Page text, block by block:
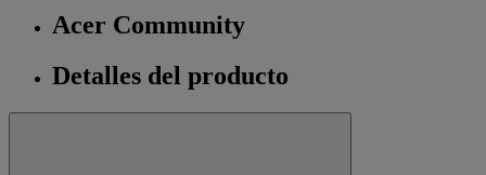
Acer Community
Detalles del producto